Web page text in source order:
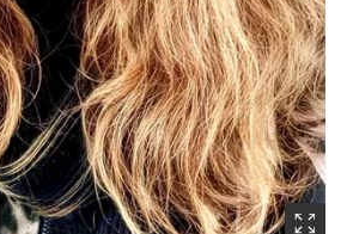
(Startet